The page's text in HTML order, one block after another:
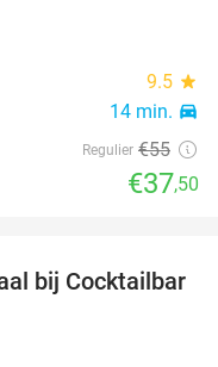
9.5 star
14 min. directions_car
Regulier €55
€37,50
40%
bij Cocktailbar